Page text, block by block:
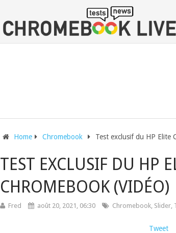
Home Chromebook Test exclusif du HP Elite
TEST EXCLUSIF DU HP
CHROMEBOOK (VIDÉO)
Fred août 20, 2021, 06:30 Chromebook, Slider,
Tweet